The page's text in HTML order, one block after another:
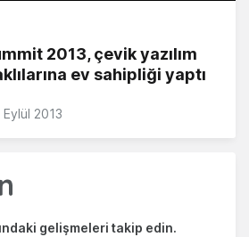
2013, çevik yazılım
ev sahipliği yaptı
Eylül 2013
gelişmeleri takip edin.